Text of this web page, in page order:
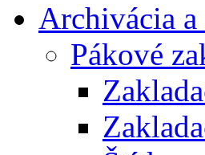
Archivácia a
Pákové